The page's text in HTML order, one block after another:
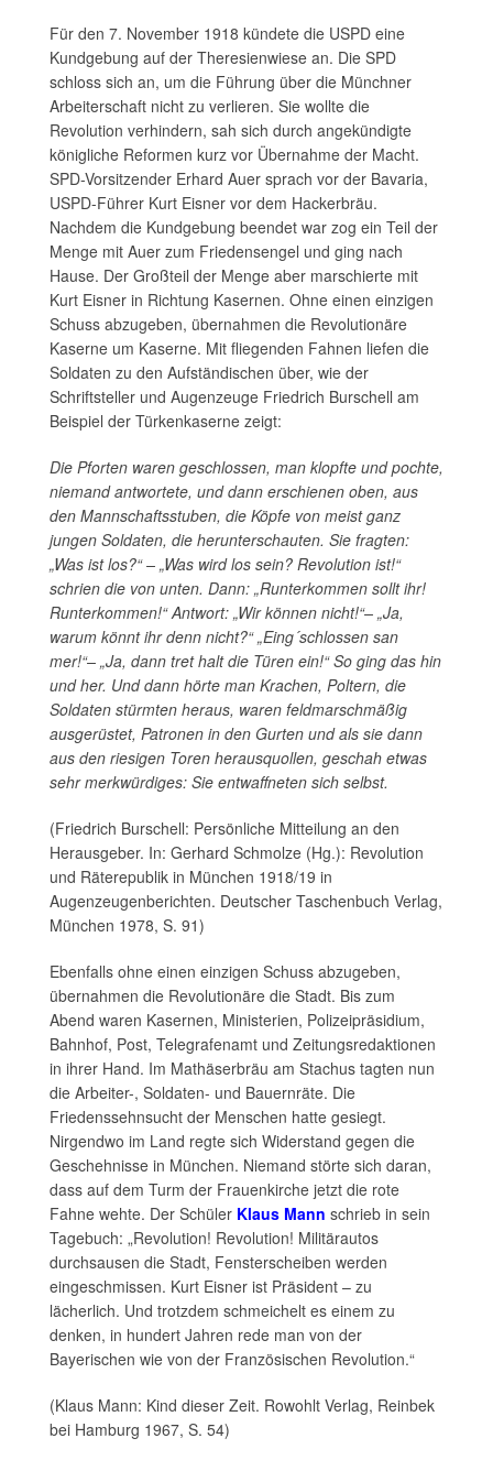
Für den 7. November 1918 kündete die USPD eine
Kundgebung auf der Theresienwiese an. Die SPD
schloss sich an, um die Führung über die Münchner
Arbeiterschaft nicht zu verlieren. Sie wollte die
Revolution verhindern, sah sich durch angekündigte
königliche Reformen kurz vor Übernahme der Macht.
SPD-Vorsitzender Erhard Auer sprach vor der Bavaria,
USPD-Führer Kurt Eisner vor dem Hackerbräu.
Nachdem die Kundgebung beendet war zog ein Teil der
Menge mit Auer zum Friedensengel und ging nach
Hause. Der Großteil der Menge aber marschierte mit
Kurt Eisner in Richtung Kasernen. Ohne einen einzigen
Schuss abzugeben, übernahmen die Revolutionäre
Kaserne um Kaserne. Mit fliegenden Fahnen liefen die
Soldaten zu den Aufständischen über, wie der
Schriftsteller und Augenzeuge Friedrich Burschell am
Beispiel der Türkenkaserne zeigt:
Die Pforten waren geschlossen, man klopfte und pochte,
niemand antwortete, und dann erschienen oben, aus
den Mannschaftsstuben, die Köpfe von meist ganz
jungen Soldaten, die herunterschauten. Sie fragten:
„Was ist los?“ – „Was wird los sein? Revolution ist!“
schrien die von unten. Dann: „Runterkommen sollt ihr!
Runterkommen!“ Antwort: „Wir können nicht!“– „Ja,
warum könnt ihr denn nicht?“ „Eing´schlossen san
mer!“– „Ja, dann tret halt die Türen ein!“ So ging das hin
und her. Und dann hörte man Krachen, Poltern, die
Soldaten stürmten heraus, waren feldmarschmäßig
ausgerüstet, Patronen in den Gurten und als sie dann
aus den riesigen Toren herausquollen, geschah etwas
sehr merkwürdiges: Sie entwaffneten sich selbst.
(Friedrich Burschell: Persönliche Mitteilung an den
Herausgeber. In: Gerhard Schmolze (Hg.): Revolution
und Räterepublik in München 1918/19 in
Augenzeugenberichten. Deutscher Taschenbuch Verlag,
München 1978, S. 91)
Ebenfalls ohne einen einzigen Schuss abzugeben,
übernahmen die Revolutionäre die Stadt. Bis zum
Abend waren Kasernen, Ministerien, Polizeipräsidium,
Bahnhof, Post, Telegrafenamt und Zeitungsredaktionen
in ihrer Hand. Im Mathäserbräu am Stachus tagten nun
die Arbeiter-, Soldaten- und Bauernräte. Die
Friedenssehnsucht der Menschen hatte gesiegt.
Nirgendwo im Land regte sich Widerstand gegen die
Geschehnisse in München. Niemand störte sich daran,
dass auf dem Turm der Frauenkirche jetzt die rote
Fahne wehte. Der Schüler Klaus Mann schrieb in sein
Tagebuch: „Revolution! Revolution! Militärautos
durchsausen die Stadt, Fensterscheiben werden
eingeschmissen. Kurt Eisner ist Präsident – zu
lächerlich. Und trotzdem schmeichelt es einem zu
denken, in hundert Jahren rede man von der
Bayerischen wie von der Französischen Revolution.“
(Klaus Mann: Kind dieser Zeit. Rowohlt Verlag, Reinbek
bei Hamburg 1967, S. 54)